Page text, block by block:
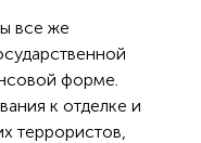
все же
форме.
к отделке и
террористов,